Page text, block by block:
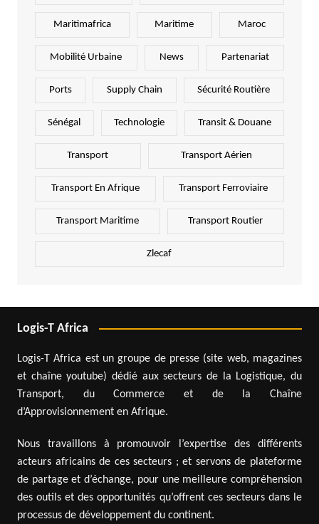
Maritimafrica Maritime Maroc
Mobilité Urbaine News Partenariat
Ports Supply Chain Sécurité Routière
Sénégal Technologie Transit & Douane
Transport Transport Aérien
Transport En Afrique Transport Ferroviaire
Transport Maritime Transport Routier
Zlecaf
Logis-T Africa
Logis-T Africa est un groupe de presse (site web, magazines
et chaîne youtube) dédié aux secteurs de la Logistique, du
Transport, du Commerce et de la Chaîne
d’Approvisionnement en Afrique.
Nous travaillons à promouvoir l’expertise des différents
acteurs africains de ces secteurs ; et servons de plateforme
de partage et d’échange, pour une meilleure compréhension
des outils et des opportunités qu’offrent ces secteurs dans le
processus de développement du continent.